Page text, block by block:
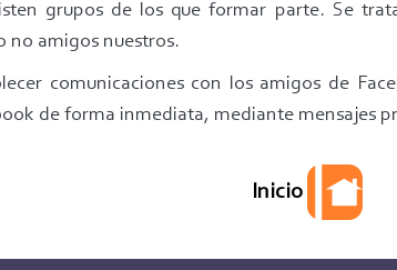
grupos de los que formar parte. Se
no amigos nuestros.
comunicaciones con los amigos de
de forma inmediata, mediante mensajes
Inicio